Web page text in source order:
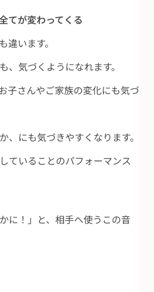
てが変わってくる
違います。
、気づくようになれます。
子さんやご家族の変化にも気づ
、にも気づきやすくなります。
ていることのパフォーマンス
に！」と、相手へ使うこの音